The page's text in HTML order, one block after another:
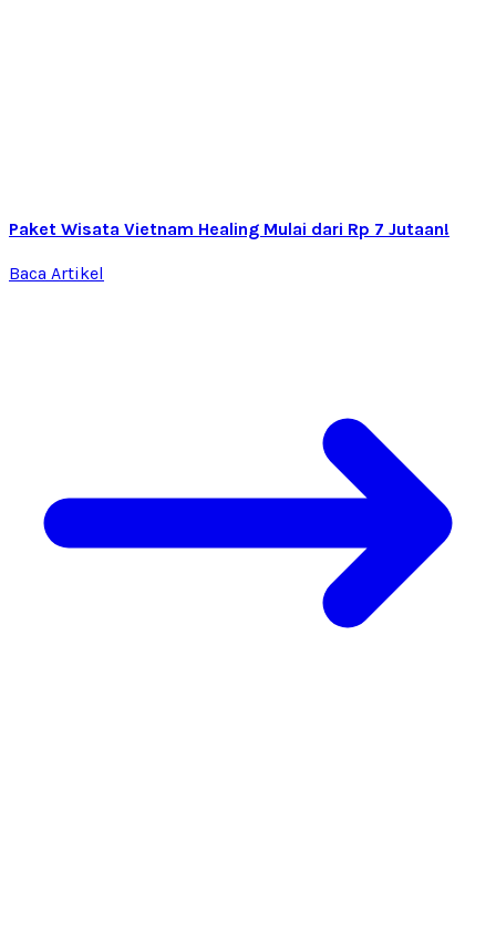
Paket Wisata Vietnam Healing Mulai dari Rp 7 Jutaan!
Baca Artikel